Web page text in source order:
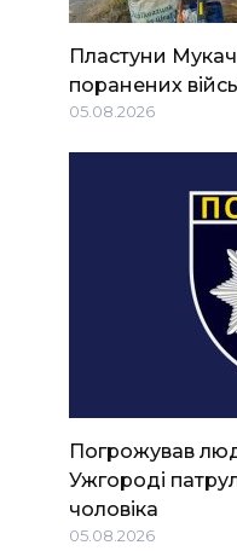
Пластуни
поранених
05.08.2026
Погрожував
Ужгороді
чоловіка
05.08.2026